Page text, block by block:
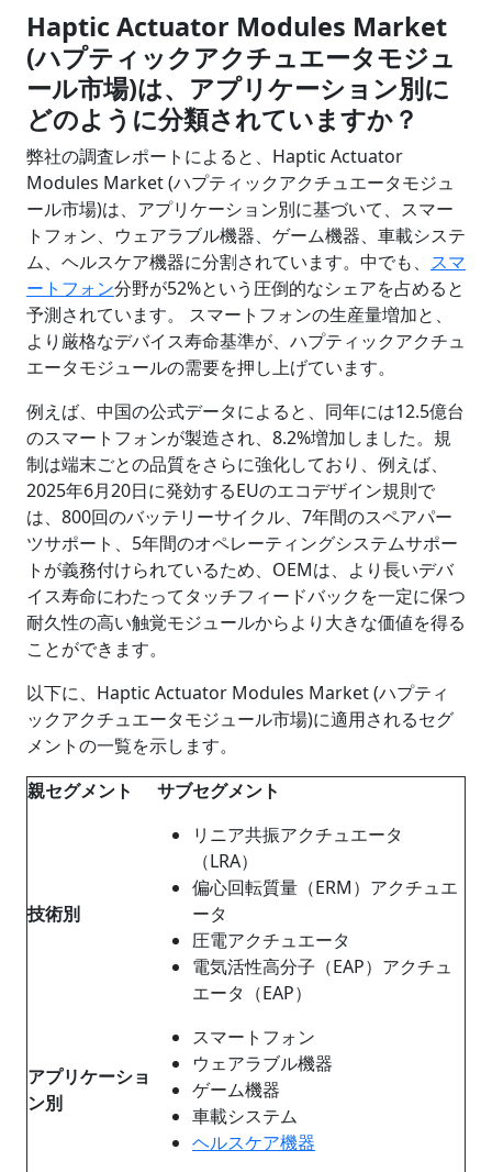
Haptic Actuator Modules Market
(ハプティックアクチュエータモジュ
ール市場)は、アプリケーション別に
どのように分類されていますか？
弊社の調査レポートによると、Haptic Actuator
Modules Market (ハプティックアクチュエータモジュ
ール市場)は、アプリケーション別に基づいて、スマー
トフォン、ウェアラブル機器、ゲーム機器、車載システ
ム、ヘルスケア機器に分割されています。中でも、 スマ
ートフォン分野が52%という圧倒的なシェアを占めると
予測されています。 スマートフォンの生産量増加と、
より厳格なデバイス寿命基準が、ハプティックアクチュ
エータモジュールの需要を押し上げています。
例えば、中国の公式データによると、同年には12.5億台
のスマートフォンが製造され、8.2%増加しました。規
制は端末ごとの品質をさらに強化しており、例えば、
2025年6月20日に発効するEUのエコデザイン規則で
は、800回のバッテリーサイクル、7年間のスペアパー
ツサポート、5年間のオペレーティングシステムサポー
トが義務付けられているため、OEMは、より長いデバ
イス寿命にわたってタッチフィードバックを一定に保つ
耐久性の高い触覚モジュールからより大きな価値を得る
ことができます。
以下に、Haptic Actuator Modules Market (ハプティ
ックアクチュエータモジュール市場)に適用されるセグ
メントの一覧を示します。
親セグメント
サブセグメント
技術別
リニア共振アクチュエータ
（LRA）
偏心回転質量（ERM）アクチュエ
ータ
圧電アクチュエータ
電気活性高分子（EAP）アクチュ
エータ（EAP）
アプリケーショ
ン別
スマートフォン
ウェアラブル機器
ゲーム機器
車載システム
ヘルスケア機器